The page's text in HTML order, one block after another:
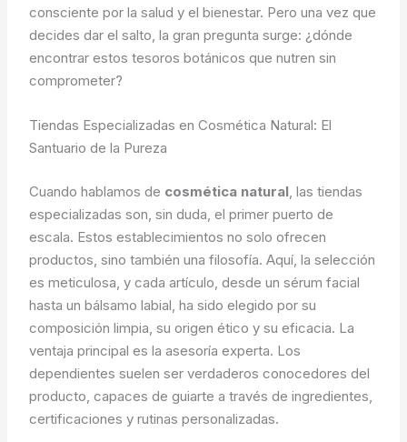
consciente por la salud y el bienestar. Pero una vez que
decides dar el salto, la gran pregunta surge: ¿dónde
encontrar estos tesoros botánicos que nutren sin
comprometer?
Tiendas Especializadas en Cosmética Natural: El
Santuario de la Pureza
Cuando hablamos de cosmética natural, las tiendas
especializadas son, sin duda, el primer puerto de
escala. Estos establecimientos no solo ofrecen
productos, sino también una filosofía. Aquí, la selección
es meticulosa, y cada artículo, desde un sérum facial
hasta un bálsamo labial, ha sido elegido por su
composición limpia, su origen ético y su eficacia. La
ventaja principal es la asesoría experta. Los
dependientes suelen ser verdaderos conocedores del
producto, capaces de guiarte a través de ingredientes,
certificaciones y rutinas personalizadas.